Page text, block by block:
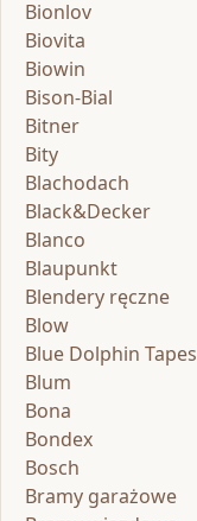
Bionlov
Biovita
Biowin
Bison-Bial
Bitner
Bity
Blachodach
Black&Decker
Blanco
Blaupunkt
Blendery ręczne
Blow
Blue Dolphin Tapes
Blum
Bona
Bondex
Bosch
Bramy garażowe